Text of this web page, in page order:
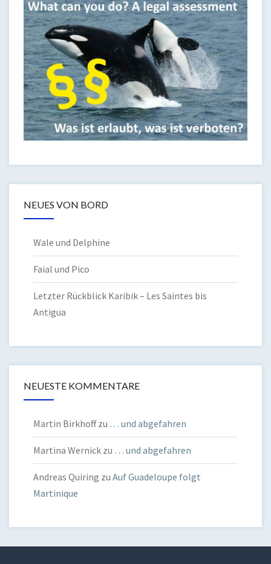
NEUES VON BORD
Wale und Delphine
Faial und Pico
Letzter Rückblick Karibik – Les Saintes bis
Antigua
NEUESTE KOMMENTARE
Martin Birkhoffzu … und abgefahren
Martina Wernick zu … und abgefahren
Andreas Quiring zu Auf Guadeloupe folgt
Martinique